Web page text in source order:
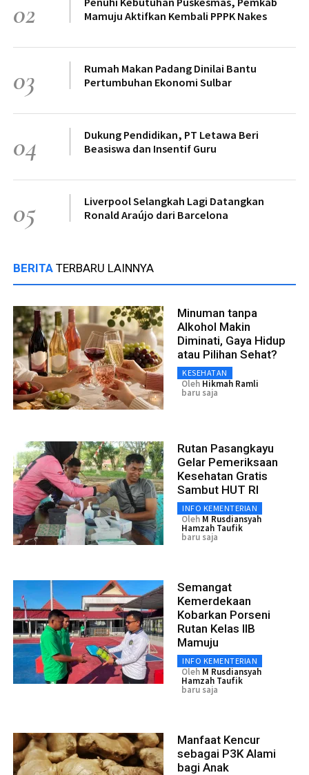
02
Mamuju Aktifkan Kembali PPPK Nakes
03
Rumah Makan Padang Dinilai Bantu
Pertumbuhan Ekonomi Sulbar
04
Dukung Pendidikan, PT Letawa Beri
Beasiswa dan Insentif Guru
05
Liverpool Selangkah Lagi Datangkan
Ronald Araújo dari Barcelona
BERITA TERBARU LAINNYA
Minuman tanpa
Alkohol Makin
Diminati, Gaya Hidup
atau Pilihan Sehat?
KESEHATAN
Oleh Hikmah Ramli
baru saja
Rutan Pasangkayu
Gelar Pemeriksaan
Kesehatan Gratis
Sambut HUT RI
INFO KEMENTERIAN
Oleh M Rusdiansyah
Hamzah Taufik
baru saja
Semangat
Kemerdekaan
Kobarkan Porseni
Rutan Kelas IIB
Mamuju
INFO KEMENTERIAN
Oleh M Rusdiansyah
Hamzah Taufik
baru saja
Manfaat Kencur
sebagai P3K Alami
bagi Anak